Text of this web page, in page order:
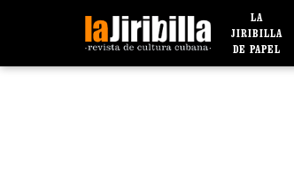
LA
JIRIBILLA
DE PAPEL